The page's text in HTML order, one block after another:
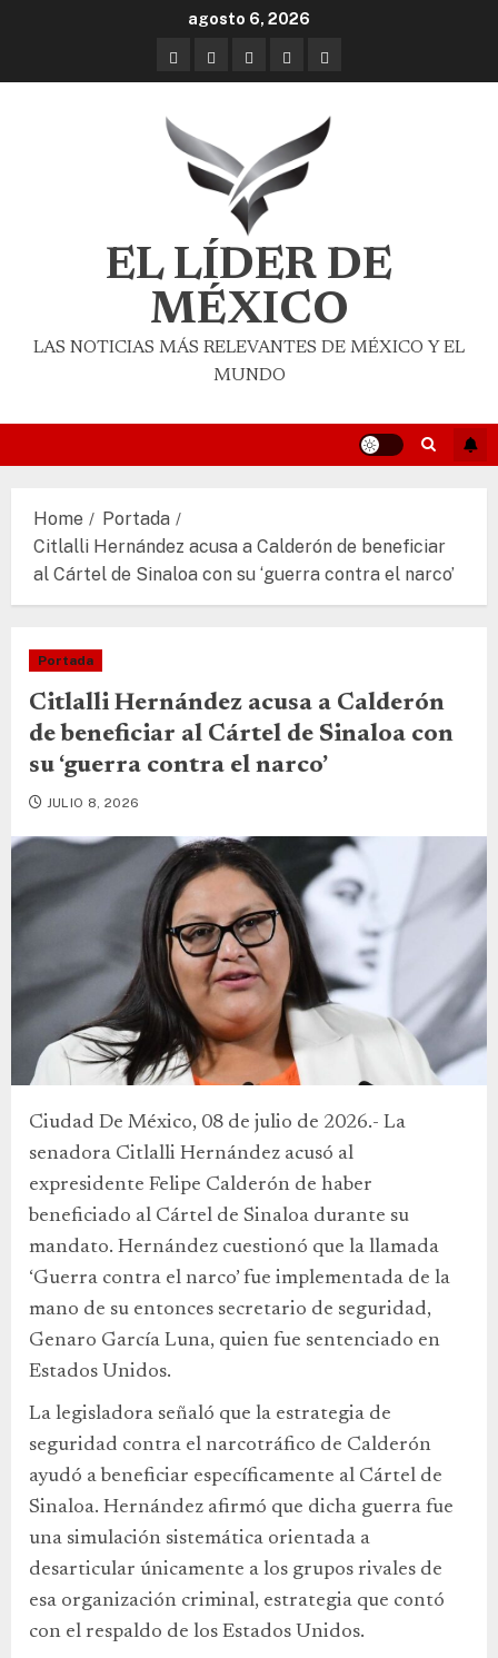
agosto 6, 2026
EL LÍDER DE
MÉXICO
LAS NOTICIAS MÁS RELEVANTES DE MÉXICO Y EL
MUNDO
Home
Portada
Citlalli Hernández acusa a Calderón de beneficiar
al Cártel de Sinaloa con su ‘guerra contra el narco’
Portada
Citlalli Hernández acusa a Calderón
de beneficiar al Cártel de Sinaloa con
su ‘guerra contra el narco’
JULIO 8, 2026
Ciudad De México, 08 de julio de 2026.- La
senadora Citlalli Hernández acusó al
expresidente Felipe Calderón de haber
beneficiado al Cártel de Sinaloa durante su
mandato. Hernández cuestionó que la llamada
‘Guerra contra el narco’ fue implementada de la
mano de su entonces secretario de seguridad,
Genaro García Luna, quien fue sentenciado en
Estados Unidos.
La legisladora señaló que la estrategia de
seguridad contra el narcotráfico de Calderón
ayudó a beneficiar específicamente al Cártel de
Sinaloa. Hernández afirmó que dicha guerra fue
una simulación sistemática orientada a
desarticular únicamente a los grupos rivales de
esa organización criminal, estrategia que contó
con el respaldo de los Estados Unidos.